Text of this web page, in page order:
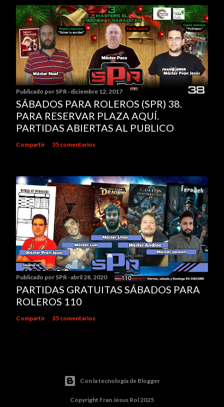
Publicado por SPR diciembre 12, 2017
SÁBADOS PARA ROLEROS (SPR) 38.
PARA RESERVAR PLAZA AQUÍ.
PARTIDAS ABIERTAS AL PUBLICO
Compartir 35 comentarios
Publicado por SPR abril 28, 2020
PARTIDAS GRATUITAS SÁBADOS PARA
ROLEROS 110
Compartir 35 comentarios
Con la tecnología de Blogger
Copyright Fran Jesus Rol 2025